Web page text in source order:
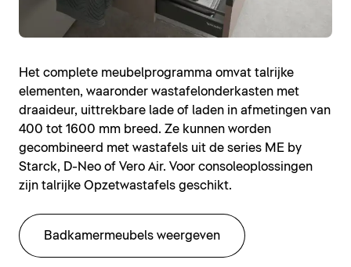
Het complete meubelprogramma omvat talrijke
elementen, waaronder wastafelonderkasten met
draaideur, uittrekbare lade of laden in afmetingen van
400 tot 1600 mm breed. Ze kunnen worden
gecombineerd met wastafels uit de series ME by
Starck, D-Neo of Vero Air. Voor consoleoplossingen
zijn talrijke Opzetwastafels geschikt.
Badkamermeubels weergeven